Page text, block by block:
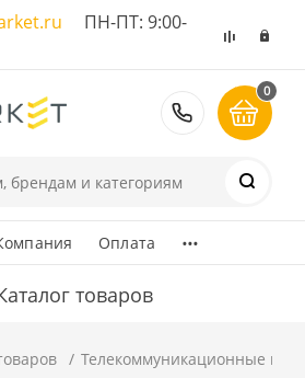
ПН-ПТ: 9:00-
8 (495)
0
Оплата ...
товаров
Телекоммуникационные